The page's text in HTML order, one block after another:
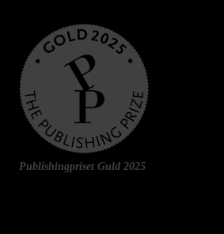
Publishingpriset Guld 2025